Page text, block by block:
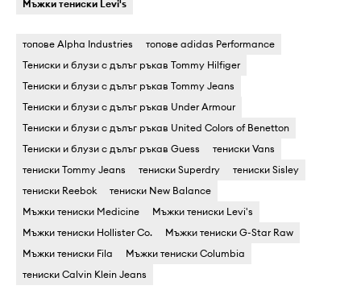
Мъжки тениски Levi's
топове Alpha Industries
топове adidas Performance
Тениски и блузи с дълъг ръкав Tommy Hilfiger
Тениски и блузи с дълъг ръкав Tommy Jeans
Тениски и блузи с дълъг ръкав Under Armour
Тениски и блузи с дълъг ръкав United Colors of Benetton
Тениски и блузи с дълъг ръкав Guess
тениски Vans
тениски Tommy Jeans
тениски Superdry
тениски Sisley
тениски Reebok
тениски New Balance
Мъжки тениски Medicine
Мъжки тениски Levi's
Мъжки тениски Hollister Co.
Мъжки тениски G-Star Raw
Мъжки тениски Fila
Мъжки тениски Columbia
тениски Calvin Klein Jeans